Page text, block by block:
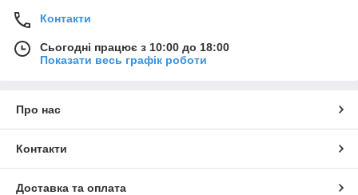
Контакти
Сьогодні працює з 10:00 до 18:00
Показати весь графік роботи
Про нас
Контакти
Доставка та оплата